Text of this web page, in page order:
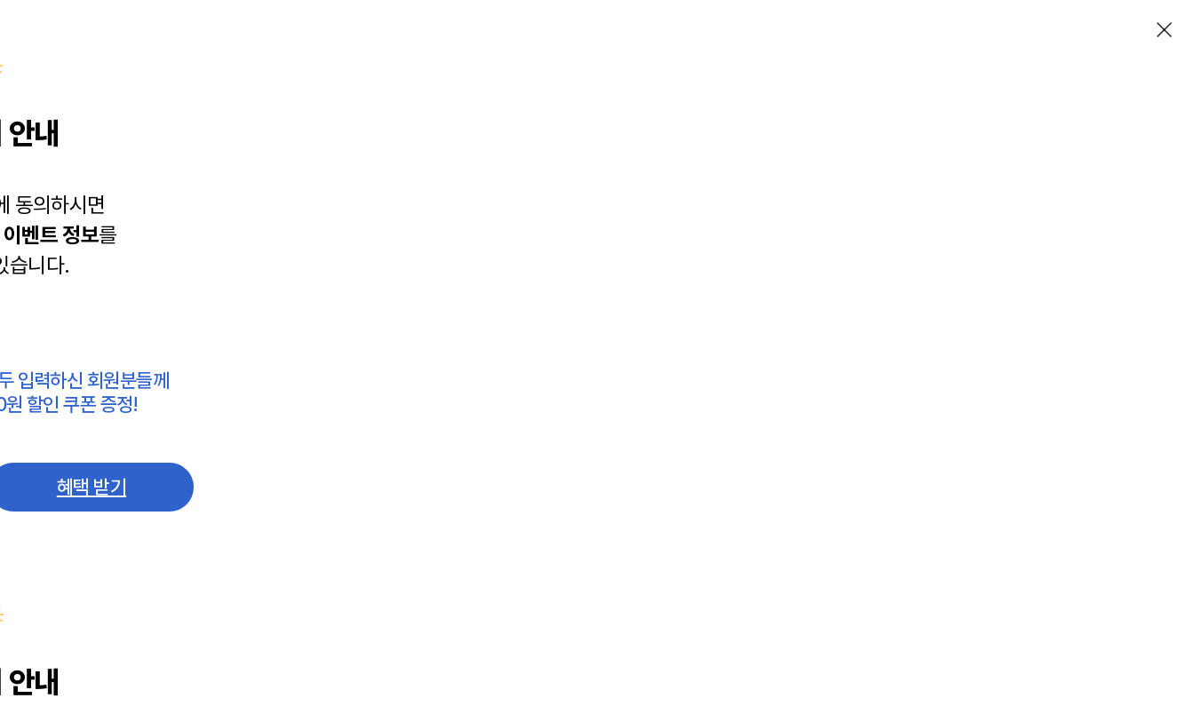
내
동의하시면
이벤트 정보를
습니다.
입력하신 회원분들께
할인 쿠폰 증정!
혜택 받기
내